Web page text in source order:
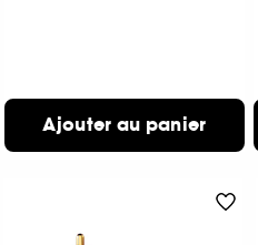
Ajouter au panier